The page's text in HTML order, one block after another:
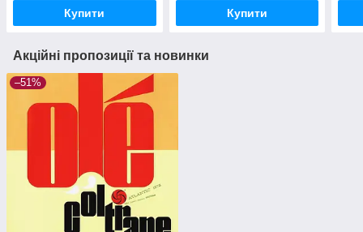
Купити Купити
Акційні пропозиції та новинки
–51%